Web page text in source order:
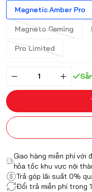
Magnetic Amber Pro
Magneto Gaming
Pro Limited
Giao hàng miễn phí
hỏa tốc khu vực nội
Trả góp lãi suất 0%
Đổi trả miễn phí trong